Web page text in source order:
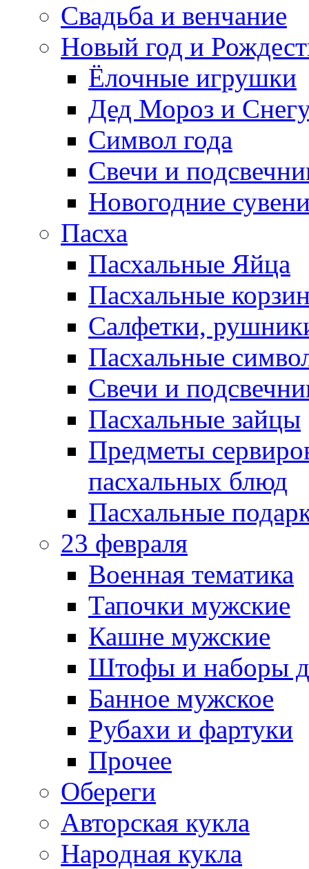
Свадьба и венчание
Новый год и
Ёлочные игрушки
Дед Мороз и
Символ года
Свечи и
Новогодние
Пасха
Пасхальные Яйца
Пасхальные
Салфетки,
Пасхальные
Свечи и
Пасхальные зайцы
Предметы
пасхальных блюд
Пасхальные
23 февраля
Военная тематика
Тапочки мужские
Кашне мужские
Штофы и наборы
Банное мужское
Рубахи и фартуки
Прочее
Обереги
Авторская кукла
Народная кукла